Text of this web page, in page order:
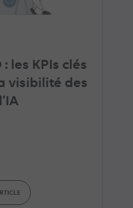
les KPIs clés
visibilité des